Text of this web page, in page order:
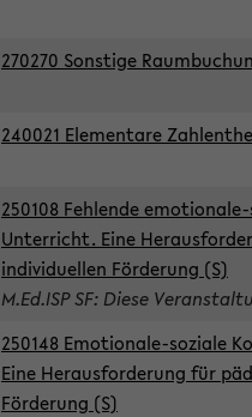
270270 Sonstige
240021 Elementare
250108 Fehlende
Unterricht. Eine
individuellen Förderung (S)
M.Ed.ISP SF: Diese
250148 Emotionale-soziale
Eine Herausforderung für
Förderung (S)